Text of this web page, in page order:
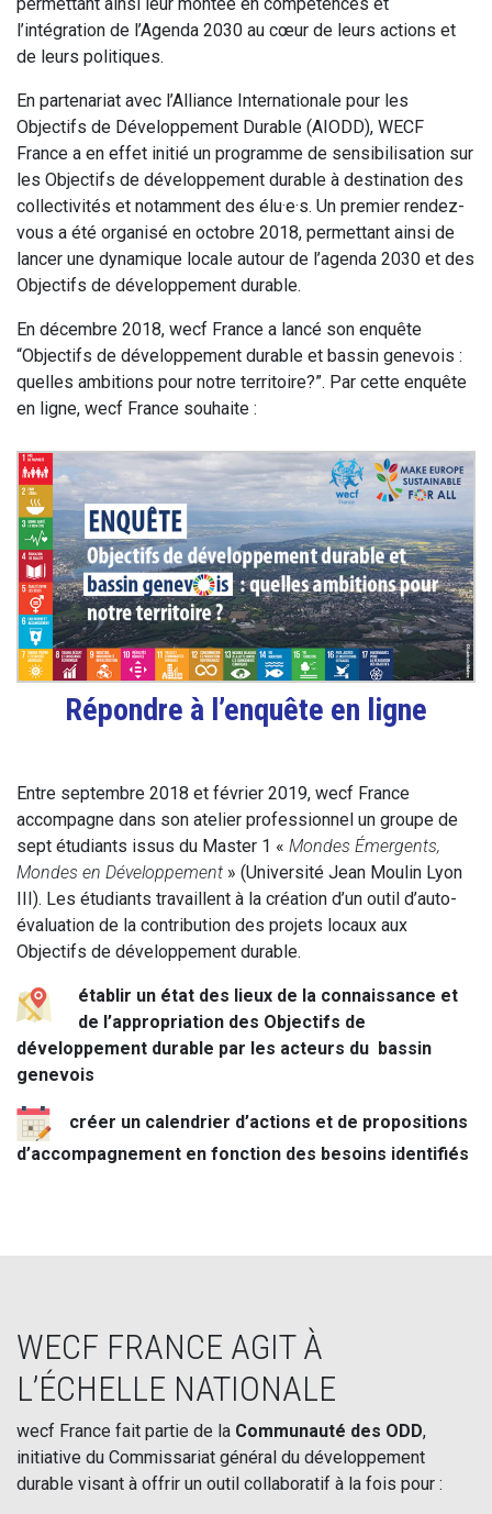
l’intégration de l’Agenda 2030 au cœur de leurs actions et
de leurs politiques.
En partenariat avec l’Alliance Internationale pour les
Objectifs de Développement Durable (AIODD), WECF
France a en effet initié un programme de sensibilisation sur
les Objectifs de développement durable à destination des
collectivités et notamment des élu·e·s. Un premier rendez-
vous a été organisé en octobre 2018, permettant ainsi de
lancer une dynamique locale autour de l’agenda 2030 et des
Objectifs de développement durable.
En décembre 2018, wecf France a lancé son enquête
“Objectifs de développement durable et bassin genevois :
quelles ambitions pour notre territoire?”. Par cette enquête
en ligne, wecf France souhaite :
Répondre à l’enquête en ligne
Entre septembre 2018 et février 2019, wecf France
accompagne dans son atelier professionnel un groupe de
sept étudiants issus du Master 1 « Mondes Émergents,
Mondes en Développement » (Université Jean Moulin Lyon
III). Les étudiants travaillent à la création d’un outil d’auto-
évaluation de la contribution des projets locaux aux
Objectifs de développement durable.
établir un état des lieux de la connaissance et
de l’appropriation des Objectifs de
développement durable par les acteurs du bassin
genevois
créer un calendrier d’actions et de propositions
d’accompagnement en fonction des besoins identifiés
WECF FRANCE AGIT À
L’ÉCHELLE NATIONALE
wecf France fait partie de la Communauté des ODD,
initiative du Commissariat général du développement
durable visant à offrir un outil collaboratif à la fois pour :